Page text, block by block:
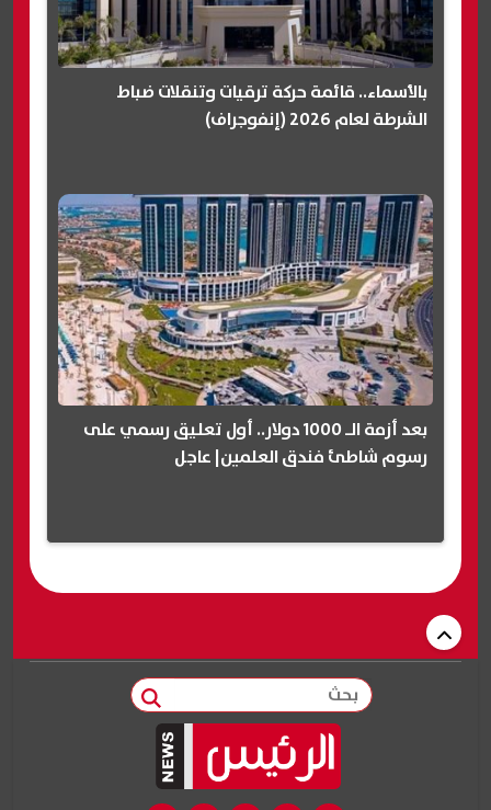
بالأسماء.. قائمة حركة ترقيات وتنقلات ضباط
الشرطة لعام 2026 (إنفوجراف)
بعد أزمة الـ 1000 دولار.. أول تعليق رسمي على
رسوم شاطئ فندق العلمين| عاجل
بحث